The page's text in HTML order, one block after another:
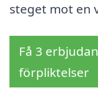
steget mot en
Få 3
förpliktelser